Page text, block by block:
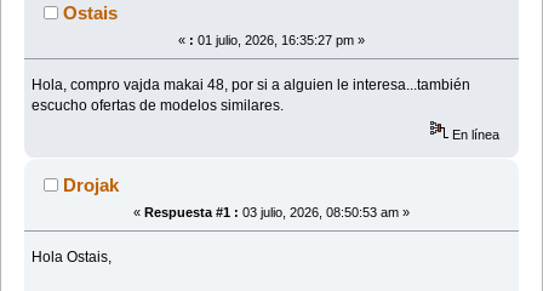
Ostais
« : 01 julio, 2026, 16:35:27 pm »
Hola, compro vajda makai 48, por si a alguien le interesa...también
escucho ofertas de modelos similares.
En línea
Drojak
« Respuesta #1 : 03 julio, 2026, 08:50:53 am »
Hola Ostais,